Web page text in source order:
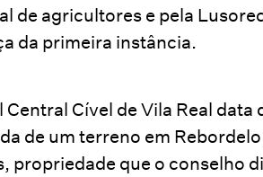
de agricultores e pela
da primeira instância.
Cível de Vila Real data
de um terreno em
propriedade que o conselho